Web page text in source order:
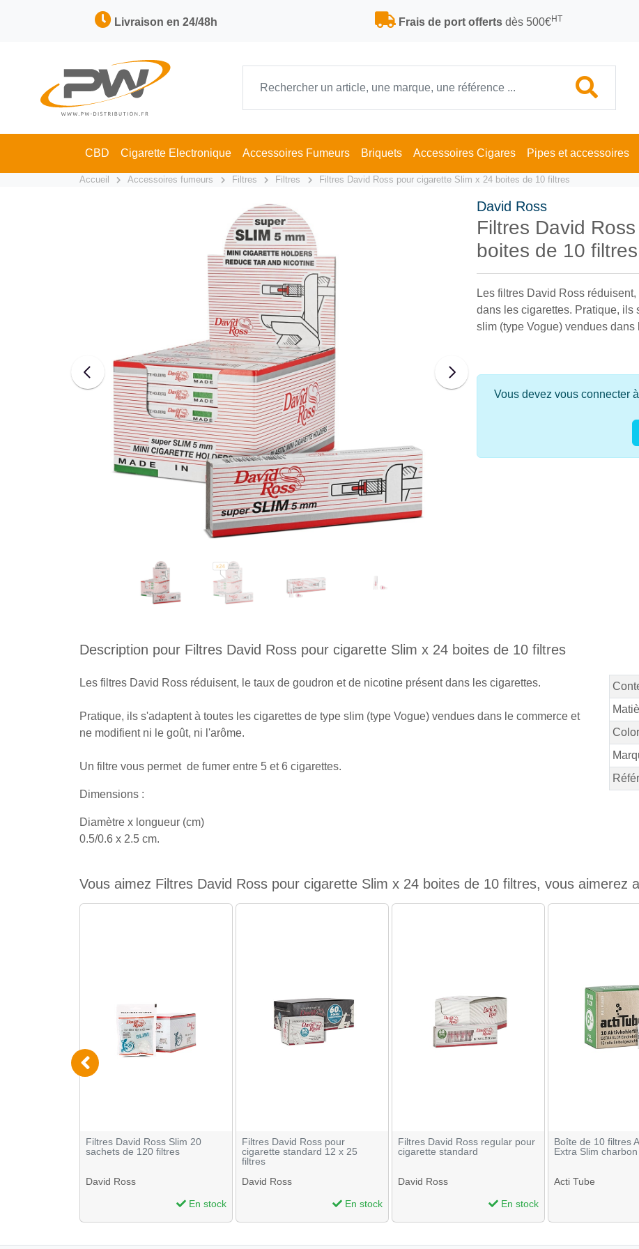
Livraison en 24/48h Frais de port offertsdès 500€HT
CBD Cigarette Electronique Accessoires Fumeurs Briquets Accessoires Cigares Pipes et accessoires
Accueil Accessoires fumeurs Filtres Filtres Filtres David Ross pour cigarette Slim x 24 boites de 10 filtres
David Ross
Filtres David
boites de 10 filtres
Les filtres David Ross
dans les cigarettes. Pratique, ils
slim (type Vogue) vendues
Vous devez vous connecter
Description pour Filtres David Ross pour cigarette Slim x 24 boites de 10 filtres
Les filtres David Ross réduisent, le taux de goudron et de nicotine présent dans les cigarettes.
Pratique, ils s'adaptent à toutes les cigarettes de type slim (type Vogue) vendues dans le commerce et
ne modifient ni le goût, ni l'arôme.
Un filtre vous permet de fumer entre 5 et 6 cigarettes.
Dimensions :
Diamètre x longueur (cm)
0.5/0.6 x 2.5 cm.
Vous aimez Filtres David Ross pour cigarette Slim x 24 boites de 10 filtres, vous aimerez
Filtres David Ross Slim 20
sachets de 120 filtres
David Ross
En stock
Filtres David Ross pour
cigarette standard 12 x 25
filtres
David Ross
En stock
Filtres David Ross regular pour
cigarette standard
David Ross
En stock
Boîte de 10 filtres
Extra Slim
Acti Tube